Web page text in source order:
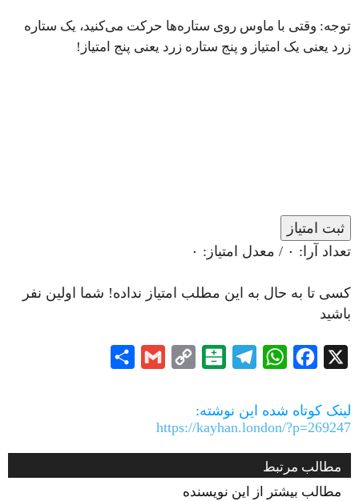
توجه: وقتی با ماوس روی ستاره‌ها حرکت می‌کنید، یک ستاره
زرد یعنی یک امتیاز و پنج ستاره زرد یعنی پنج امتیاز!
ثبت امتیاز
تعداد آرا: ۰ / معدل امتیاز: ۰
کسی تا به حال به این مطلب امتیاز نداده! شما اولین نفر
باشید
X
Facebook
WhatsApp
Telegram
Balatarin
Copy
Gmail
لینک کوتاه شده این نوشته:
https://kayhan.london/?p=269247
مطالب مرتبط
مطالب بیشتر از این نویسنده